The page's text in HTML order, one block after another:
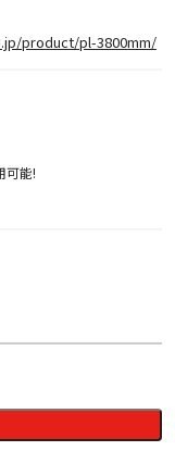
product/pl-3800mm/
可能!